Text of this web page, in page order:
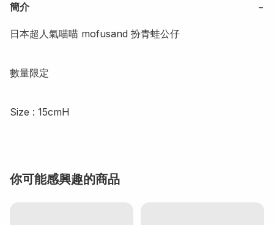
簡介 −
日本超人氣喵喵 mofusand 扮青蛙公仔
數量限定
Size : 15cmH
你可能感興趣的商品